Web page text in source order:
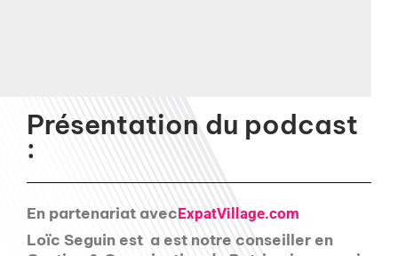
Présentation du podcast
:
En partenariat avecExpatVillage.com
Loïc Seguin est a est notre conseiller en